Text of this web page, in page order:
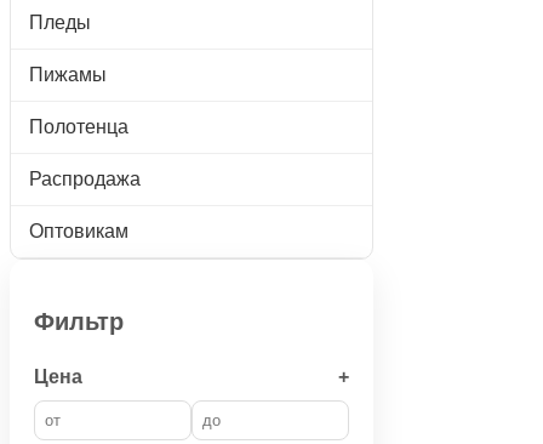
Пледы
Пижамы
Полотенца
Распродажа
Оптовикам
Фильтр
Цена +